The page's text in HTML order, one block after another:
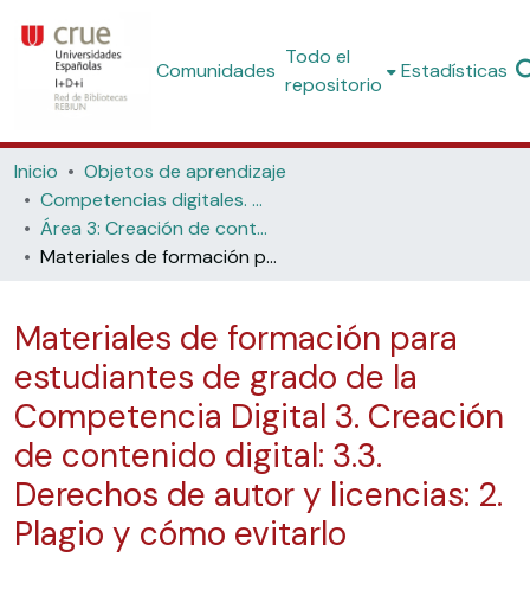
Comunidades
Todo el
repositorio
Estadísticas
Inicio
Objetos de aprendizaje
Competencias digitales. Materiales formativos para estudiantes de grado
Área 3: Creación de contenido digital
Materiales de formación para estudiantes de grado de la Competencia Digital 3. Creación de contenido digital: 3.3. Derechos de autor y licencias: 2. Plagio y cómo evitarlo
Materiales de formación para
estudiantes de grado de la
Competencia Digital 3. Creación
de contenido digital: 3.3.
Derechos de autor y licencias: 2.
Plagio y cómo evitarlo